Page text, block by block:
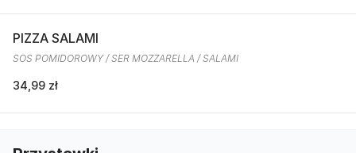
PIZZA SALAMI
SOS POMIDOROWY / SER MOZZARELLA / SALAMI
34,99 zł